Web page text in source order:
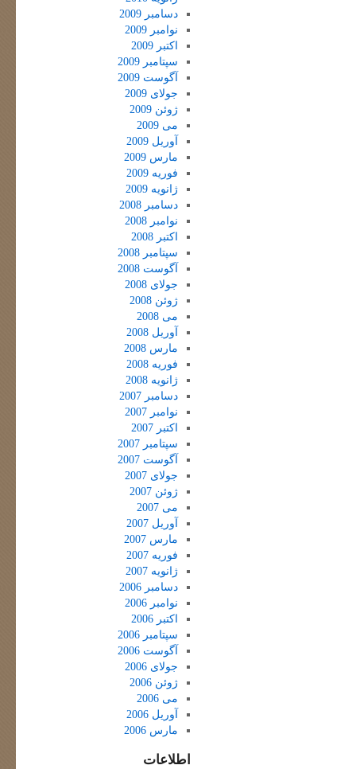
دسامبر 2009
نوامبر 2009
اکتبر 2009
سپتامبر 2009
آگوست 2009
جولای 2009
ژوئن 2009
می 2009
آوریل 2009
مارس 2009
فوریه 2009
ژانویه 2009
دسامبر 2008
نوامبر 2008
اکتبر 2008
سپتامبر 2008
آگوست 2008
جولای 2008
ژوئن 2008
می 2008
آوریل 2008
مارس 2008
فوریه 2008
ژانویه 2008
دسامبر 2007
نوامبر 2007
اکتبر 2007
سپتامبر 2007
آگوست 2007
جولای 2007
ژوئن 2007
می 2007
آوریل 2007
مارس 2007
فوریه 2007
ژانویه 2007
دسامبر 2006
نوامبر 2006
اکتبر 2006
سپتامبر 2006
آگوست 2006
جولای 2006
ژوئن 2006
می 2006
آوریل 2006
مارس 2006
اطلاعات